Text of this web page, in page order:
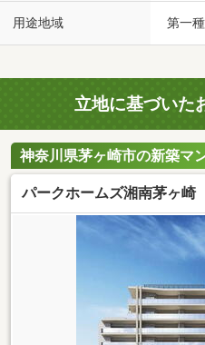
用途地域 第一
立地に基づいた
神奈川県茅ヶ崎市の新築マ
パークホームズ湘南茅ヶ崎